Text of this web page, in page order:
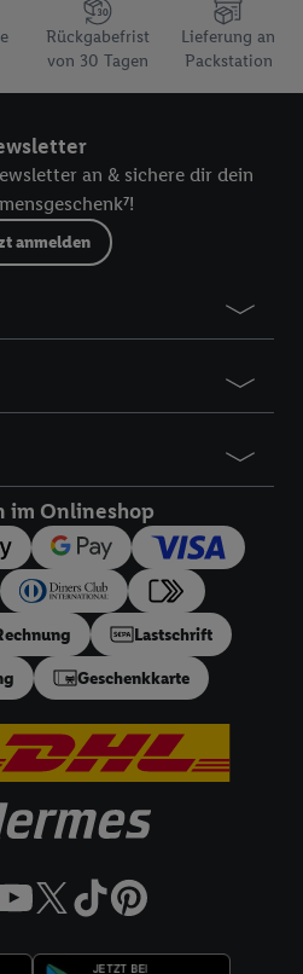
Rückgabefrist
von 30 Tagen
Lieferung an
Packstation
an & sichere dir dein
anmelden
im Onlineshop
Lastschrift
Geschenkkarte